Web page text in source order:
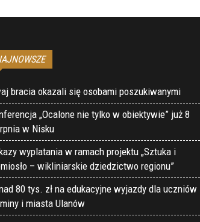
bracia okazali się osobami poszukiwanymi
„Ocalone nie tylko w obiektywie” już 8
w Nisku
wyplatania w ramach projektu „Sztuka i
– wikliniarskie dziedzictwo regionu”
80 tys. zł na edukacyjne wyjazdy dla uczniów
i miasta Ulanów